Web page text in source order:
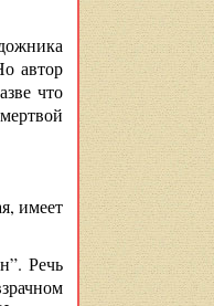
автор
что
имеет
Речь